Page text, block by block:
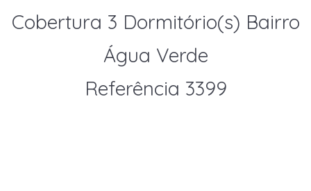
Cobertura 3 Dormitório(s) Bairro
Água Verde
Referência 3399